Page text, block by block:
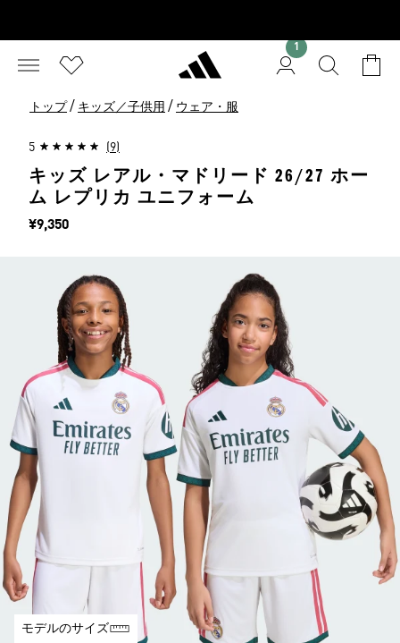
トップ / キッズ／子供用 / ウェア・服
5 (9)
キッズ レアル・マドリード 26/27 ホー
ム レプリカ ユニフォーム
価格
¥9,350
モデルのサイズ